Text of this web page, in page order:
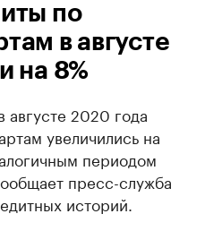
по
в августе
на 8%
2020 года
увеличились на
периодом
пресс-служба
историй.